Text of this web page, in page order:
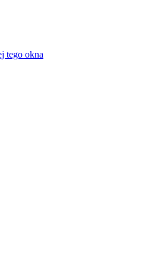
tego okna